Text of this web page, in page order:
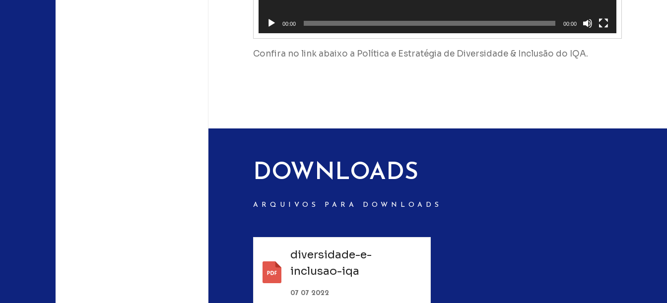
00:00 00:00
Confira no link abaixo a Política e Estratégia de Diversidade & Inclusão do IQA.
DOWNLOADS
ARQUIVOS PARA DOWNLOADS
diversidade-e-
inclusao-iqa
07 07 2022